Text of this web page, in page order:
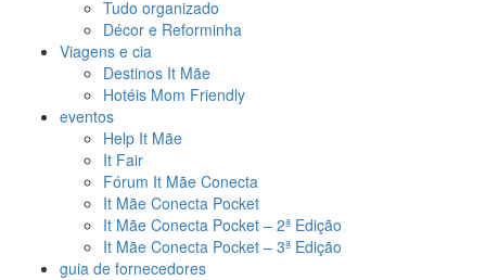
Tudo organizado
Décor e Reforminha
Viagens e cia
Destinos It Mãe
Hotéis Mom Friendly
eventos
Help It Mãe
It Fair
Fórum It Mãe Conecta
It Mãe Conecta Pocket
It Mãe Conecta Pocket – 2ª Edição
It Mãe Conecta Pocket – 3ª Edição
guia de fornecedores